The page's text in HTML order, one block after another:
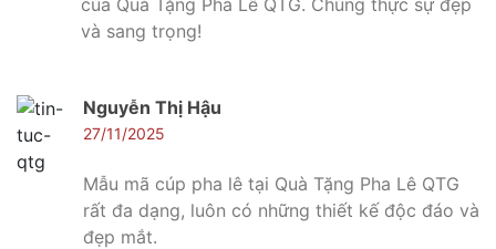
của Quà Tặng Pha Lê QTG. Chúng thực sự đẹp
và sang trọng!
Nguyễn Thị Hậu
27/11/2025
Mẫu mã cúp pha lê tại Quà Tặng Pha Lê QTG
rất đa dạng, luôn có những thiết kế độc đáo và
đẹp mắt.